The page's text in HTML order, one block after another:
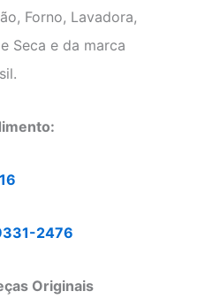
Forno, Lavadora,
Seca e da marca
2476
Originais